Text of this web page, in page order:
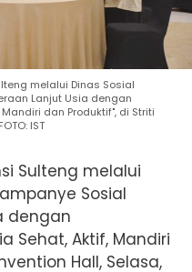
melalui Dinas Sosial
Lanjut Usia dengan
dan Produktif", di Striti
IST
Sulteng melalui
Sosial
dengan
Sehat, Aktif, Mandiri
Hall, Selasa,